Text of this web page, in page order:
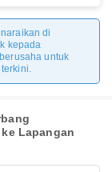
di
kepada
untuk
Lapangan